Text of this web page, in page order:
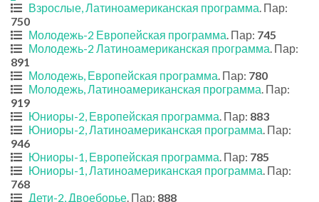
Взрослые, Латиноамериканская программа. Пар:
750
Молодежь-2 Европейская программа. Пар: 745
Молодежь-2 Латиноамериканская программа. Пар:
891
Молодежь, Европейская программа. Пар: 780
Молодежь, Латиноамериканская программа. Пар:
919
Юниоры-2, Европейская программа. Пар: 883
Юниоры-2, Латиноамериканская программа. Пар:
946
Юниоры-1, Европейская программа. Пар: 785
Юниоры-1, Латиноамериканская программа. Пар:
768
Дети-2, Двоеборье. Пар: 888